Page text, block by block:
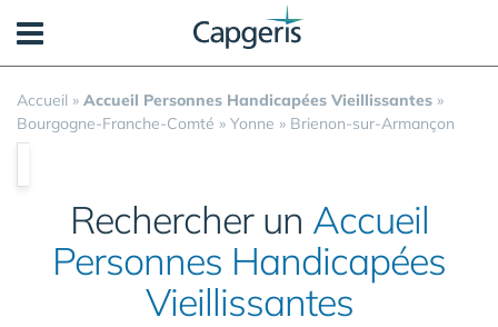
Accueil » Accueil Personnes Handicapées Vieillissantes »
Bourgogne-Franche-Comté » Yonne » Brienon-sur-Armançon
Rechercher un Accueil
Personnes Handicapées
Vieillissantes